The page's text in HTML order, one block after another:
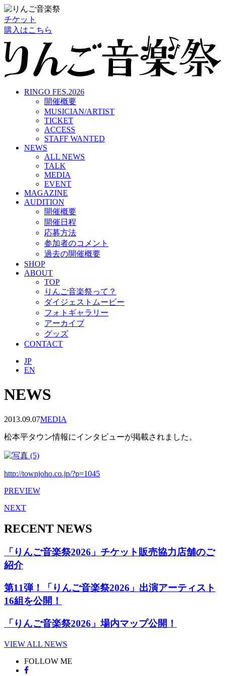
チケット
購入はこちら
RINGO FES.2026
開催概要
MUSICIAN/ARTIST
TICKET
ACCESS
STAFF WANTED
NEWS
ALL NEWS
TALK
MEDIA
EVENT
MAGAZINE
AUDITION
開催概要
開催日程
応募方法
参加者のコメント
過去の開催概要
SHOP
ABOUT
TOP
りんご音楽祭って？
ダイジェストムービー
フォトギャラリー
アーカイブ
グッズ
CONTACT
JP
EN
NEWS
2013.09.07MEDIA
松本平タウン情報にインタビューが掲載されました。
http://townjoho.co.jp/?p=1045
PREVIEW
NEXT
RECENT NEWS
「りんご音楽祭2026」チケット販売協力店舗のご
紹介
第11弾！「りんご音楽祭2026」出演アーティスト
16組を公開！
「りんご音楽祭2026」場内マップ公開！
VIEW ALL NEWS
FOLLOW ME